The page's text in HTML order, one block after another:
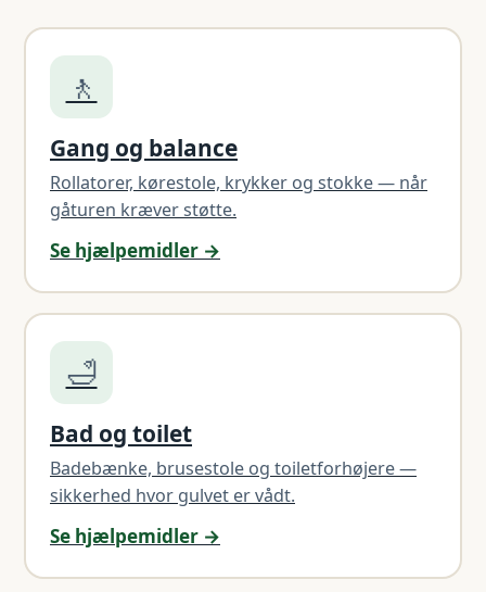
🚶
Gang og balance
Rollatorer, kørestole, krykker og stokke — når
gåturen kræver støtte.
Se hjælpemidler →
🛁
Bad og toilet
Badebænke, brusestole og toiletforhøjere —
sikkerhed hvor gulvet er vådt.
Se hjælpemidler →